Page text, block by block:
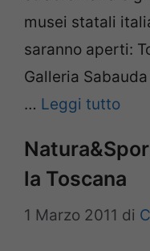
musei statali
saranno aperti:
Galleria
… Leggi tutto
la Toscana
1 Marzo 2011 di